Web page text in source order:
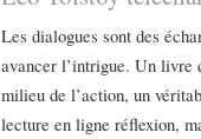
Les dialogues sont des
avancer l’intrigue. Un livre
milieu de l’action, un
lecture en ligne réflexion,